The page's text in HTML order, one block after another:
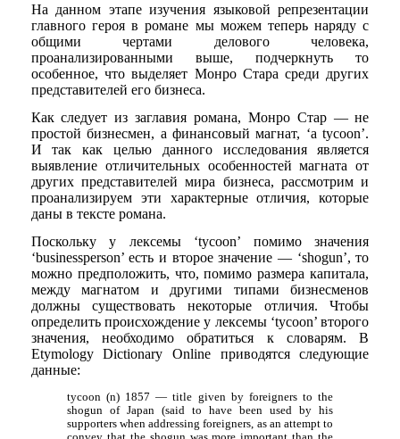
На данном этапе изучения языковой репрезентации
главного героя в романе мы можем теперь наряду с
общими чертами делового человека,
проанализированными выше, подчеркнуть то
особенное, что выделяет Монро Стара среди других
представителей его бизнеса.
Как следует из заглавия романа, Монро Стар — не
простой бизнесмен, а финансовый магнат, ‘a tycoon’.
И так как целью данного исследования является
выявление отличительных особенностей магната от
других представителей мира бизнеса, рассмотрим и
проанализируем эти характерные отличия, которые
даны в тексте романа.
Поскольку у лексемы ‘tycoon’ помимо значения
‘businessperson’ есть и второе значение — ‘shogun’, то
можно предположить, что, помимо размера капитала,
между магнатом и другими типами бизнесменов
должны существовать некоторые отличия. Чтобы
определить происхождение у лексемы ‘tycoon’ второго
значения, необходимо обратиться к словарям. В
Etymology Dictionary Online приводятся следующие
данные:
tycoon (n) 1857 — title given by foreigners to the
shogun of Japan (said to have been used by his
supporters when addressing foreigners, as an attempt to